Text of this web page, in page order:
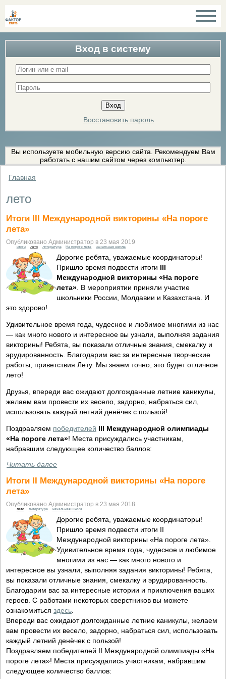
Вход в систему
Восстановить пароль
Вы используете мобильную версию сайта. Рекомендуем Вам
работать с нашим сайтом через компьютер.
Главная
лето
Итоги III Международной викторины «На пороге
лета»
Опубликовано Администратор в 23 мая 2019
итоги лето литература На пороге лета начальная школа
Дорогие ребята, уважаемые координаторы!
Пришло время подвести итоги III
Международной викторины «На пороге
лета» . В мероприятии приняли участие
школьники России, Молдавии и Казахстана. И
это здорово!
Удивительное время года, чудесное и любимое многими из нас
— как много нового и интересное вы узнали, выполняя задания
викторины! Ребята, вы показали отличные знания, смекалку и
эрудированность. Благодарим вас за интересные творческие
работы, приветствия Лету. Мы знаем точно, это будет отличное
лето!
Друзья, впереди вас ожидают долгожданные летние каникулы,
желаем вам провести их весело, задорно, набраться сил,
использовать каждый летний денёчек с пользой!
Поздравляем победителей III Международной олимпиады
«На пороге лета»! Места присуждались участникам,
набравшим следующее количество баллов:
Читать далее
Итоги II Международной викторины «На пороге
лета»
Опубликовано Администратор в 23 мая 2018
лето литература начальная школа
Дорогие ребята, уважаемые координаторы!
Пришло время подвести итоги II
Международной викторины «На пороге лета».
Удивительное время года, чудесное и любимое
многими из нас — как много нового и
интересное вы узнали, выполняя задания викторины! Ребята,
вы показали отличные знания, смекалку и эрудированность.
Благодарим вас за интересные истории и приключения ваших
героев. С работами некоторых сверстников вы можете
ознакомиться здесь
Впереди вас ожидают долгожданные летние каникулы, желаем
вам провести их весело, задорно, набраться сил, использовать
каждый летний денёчек с пользой!
Поздравляем победителей II Международной олимпиады «На
пороге лета»! Места присуждались участникам, набравшим
следующее количество баллов: